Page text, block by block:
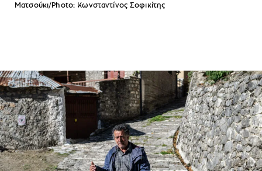
Ματσούκι/Photo: Κωνσταντίνος Σοφικίτης